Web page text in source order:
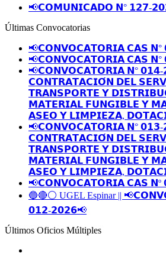
📢𝗖𝗢𝗠𝗨𝗡𝗜𝗖𝗔𝗗𝗢 𝗡° 𝟭𝟮𝟳-
Últimas Convocatorias
📢𝗖𝗢𝗡𝗩𝗢𝗖𝗔𝗧𝗢𝗥𝗜𝗔 𝗖𝗔𝗦 𝗡°
📢𝗖𝗢𝗡𝗩𝗢𝗖𝗔𝗧𝗢𝗥𝗜𝗔 𝗖𝗔𝗦 𝗡°
📢𝗖𝗢𝗡𝗩𝗢𝗖𝗔𝗧𝗢𝗥𝗜𝗔 𝗡° 𝟬𝟭𝟰-
𝗖𝗢𝗡𝗧𝗥𝗔𝗧𝗔𝗖𝗜𝗢́𝗡 𝗗𝗘𝗟
𝗧𝗥𝗔𝗡𝗦𝗣𝗢𝗥𝗧𝗘 𝗬
𝗠𝗔𝗧𝗘𝗥𝗜𝗔𝗟 𝗙𝗨𝗡𝗚𝗜𝗕𝗟𝗘 𝗬
𝗔𝗦𝗘𝗢 𝗬 𝗟𝗜𝗠𝗣𝗜𝗘𝗭𝗔,
📢𝗖𝗢𝗡𝗩𝗢𝗖𝗔𝗧𝗢𝗥𝗜𝗔 𝗡° 𝟬𝟭𝟯-
𝗖𝗢𝗡𝗧𝗥𝗔𝗧𝗔𝗖𝗜𝗢́𝗡 𝗗𝗘𝗟
𝗧𝗥𝗔𝗡𝗦𝗣𝗢𝗥𝗧𝗘 𝗬
𝗠𝗔𝗧𝗘𝗥𝗜𝗔𝗟 𝗙𝗨𝗡𝗚𝗜𝗕𝗟𝗘 𝗬
𝗔𝗦𝗘𝗢 𝗬 𝗟𝗜𝗠𝗣𝗜𝗘𝗭𝗔,
📢𝗖𝗢𝗡𝗩𝗢𝗖𝗔𝗧𝗢𝗥𝗜𝗔 𝗖𝗔𝗦 𝗡º
🔵🔴⚪️ UGEL Espinar ||
𝟬𝟭𝟮-𝟮𝟬𝟮𝟲📢
Últimos Oficios Múltiples